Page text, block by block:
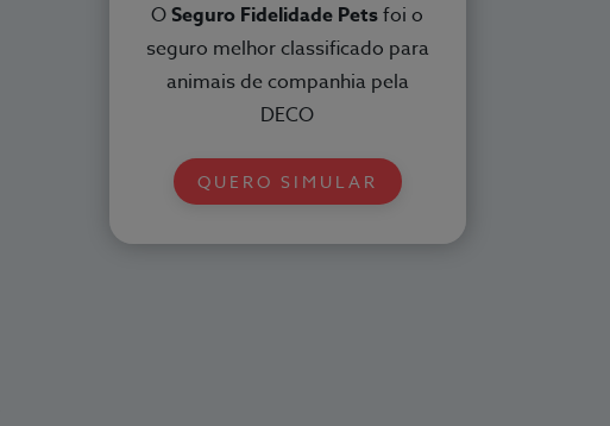
OSeguro Fidelidade Petsfoi o
seguro melhor classificado para
animais de companhia pela
DECO
QUERO SIMULAR